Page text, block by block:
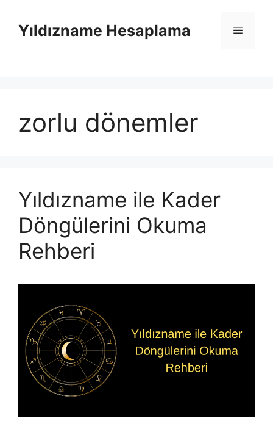
Yıldızname Hesaplama Menü
zorlu dönemler
Yıldızname ile Kader
Döngülerini Okuma
Rehberi